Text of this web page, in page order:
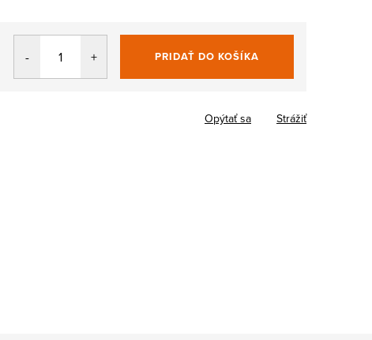
Jednotková
cena:
PRIDAŤ DO KOŠÍKA
Opýtať sa Strážiť